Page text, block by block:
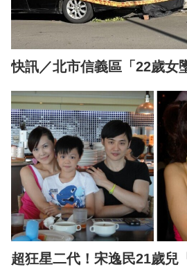
快訊／北市信義區「22歲女
超狂星二代！宋逸民21歲兒